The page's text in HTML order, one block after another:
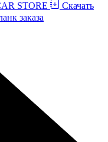
STORE
Скачать
заказа